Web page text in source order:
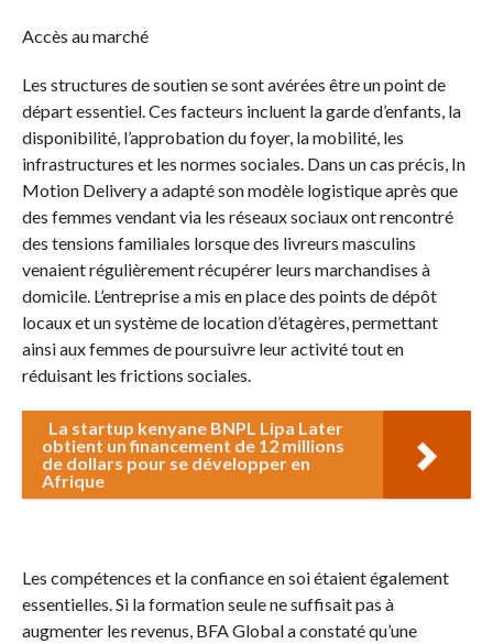
Accès au marché
Les structures de soutien se sont avérées être un point de
départ essentiel. Ces facteurs incluent la garde d’enfants, la
disponibilité, l’approbation du foyer, la mobilité, les
infrastructures et les normes sociales. Dans un cas précis, In
Motion Delivery a adapté son modèle logistique après que
des femmes vendant via les réseaux sociaux ont rencontré
des tensions familiales lorsque des livreurs masculins
venaient régulièrement récupérer leurs marchandises à
domicile. L’entreprise a mis en place des points de dépôt
locaux et un système de location d’étagères, permettant
ainsi aux femmes de poursuivre leur activité tout en
réduisant les frictions sociales.
La startup kenyane BNPL Lipa Later
obtient un financement de 12 millions
de dollars pour se développer en
Afrique
Les compétences et la confiance en soi étaient également
essentielles. Si la formation seule ne suffisait pas à
augmenter les revenus, BFA Global a constaté qu’une